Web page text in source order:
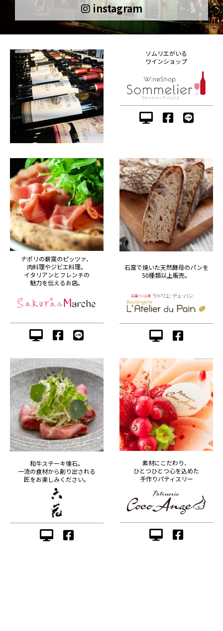
instagram
ソムリエがいる
ワインショップ
ナポリの薪窯のピッツァ、
肉料理やジビエ料理。
イタリアンとフレンチの
魅力を伝えるお店。
石窯で焼いた天然酵母のパンを
50種類以上販売。
和牛ステーキ懐石。
一流の食材から創り出される
匠をお楽しみください。
素材にこだわり、
ひとつひとつ心を込めた
手作りパティスリー